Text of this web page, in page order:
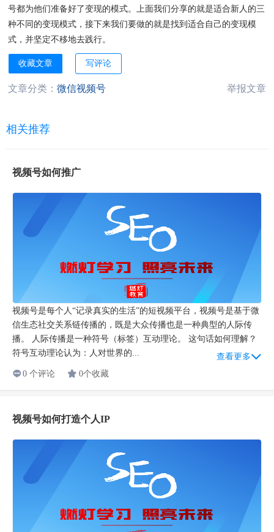
号都为他们准备好了变现的模式。上面我们分享的就是适合新人的三
种不同的变现模式，接下来我们要做的就是找到适合自己的变现模
式，并坚定不移地去践行。
收藏文章 写评论
文章分类： 微信视频号 举报文章
相关推荐
视频号如何推广
视频号是每个人“记录真实的生活”的短视频平台，视频号是基于微
信生态社交关系链传播的，既是大众传播也是一种典型的人际传
播。 人际传播是一种符号（标签）互动理论。 这句话如何理解？
符号互动理论认为：人对世界的...
查看更多
0 个评论
0个收藏
视频号如何打造个人IP